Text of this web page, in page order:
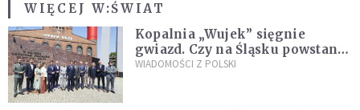
WIĘCEJ W:ŚWIAT
Kopalnia „Wujek” sięgnie
gwiazd. Czy na Śląsku powstanie
„Dolina Krzemowa”?
WIADOMOŚCI Z POLSKI